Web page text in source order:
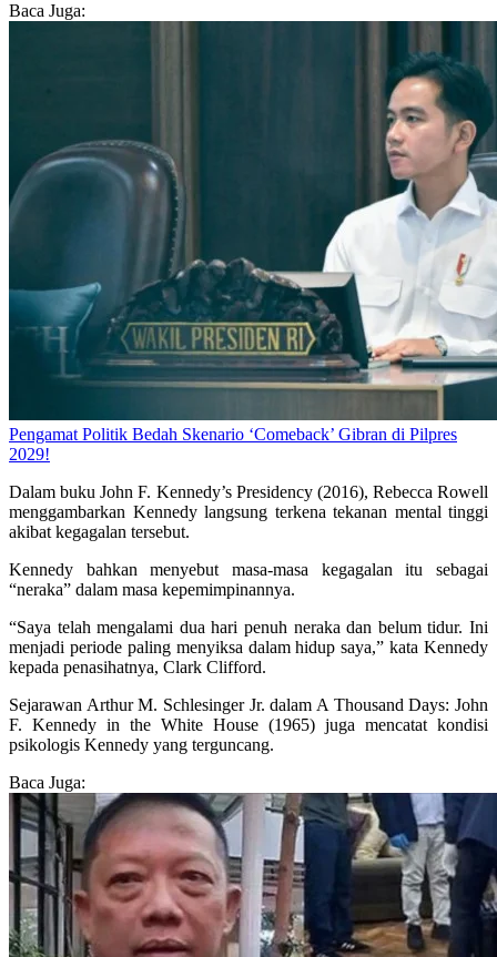
Baca Juga:
Pengamat Politik Bedah Skenario ‘Comeback’ Gibran di Pilpres
2029!
Dalam buku John F. Kennedy’s Presidency (2016), Rebecca Rowell
menggambarkan Kennedy langsung terkena tekanan mental tinggi
akibat kegagalan tersebut.
Kennedy bahkan menyebut masa-masa kegagalan itu sebagai
“neraka” dalam masa kepemimpinannya.
“Saya telah mengalami dua hari penuh neraka dan belum tidur. Ini
menjadi periode paling menyiksa dalam hidup saya,” kata Kennedy
kepada penasihatnya, Clark Clifford.
Sejarawan Arthur M. Schlesinger Jr. dalam A Thousand Days: John
F. Kennedy in the White House (1965) juga mencatat kondisi
psikologis Kennedy yang terguncang.
Baca Juga: